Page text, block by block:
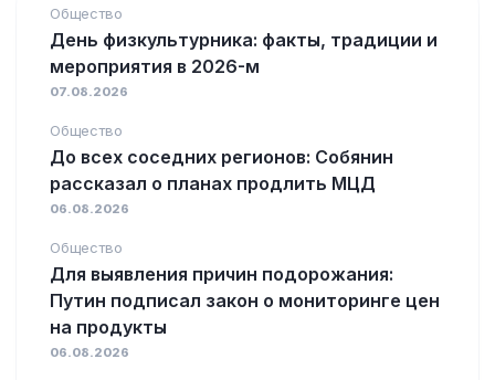
Общество
День физкультурника: факты, традиции и
мероприятия в 2026-м
07.08.2026
Общество
До всех соседних регионов: Собянин
рассказал о планах продлить МЦД
06.08.2026
Общество
Для выявления причин подорожания:
Путин подписал закон о мониторинге цен
на продукты
06.08.2026